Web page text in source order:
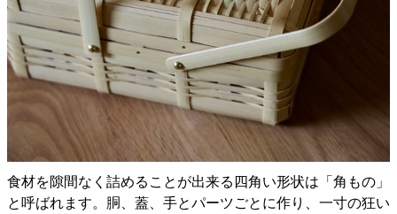
食材を隙間なく詰めることが出来る四角い形状は「角もの」
と呼ばれます。胴、蓋、手とパーツごとに作り、一寸の狂い